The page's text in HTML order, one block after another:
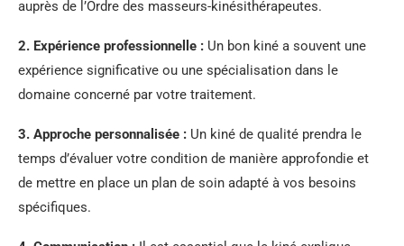
auprès de l’Ordre des masseurs-kinésithérapeutes.
2. Expérience professionnelle : Un bon kiné a souvent une
expérience significative ou une spécialisation dans le
domaine concerné par votre traitement.
3. Approche personnalisée : Un kiné de qualité prendra le
temps d’évaluer votre condition de manière approfondie et
de mettre en place un plan de soin adapté à vos besoins
spécifiques.